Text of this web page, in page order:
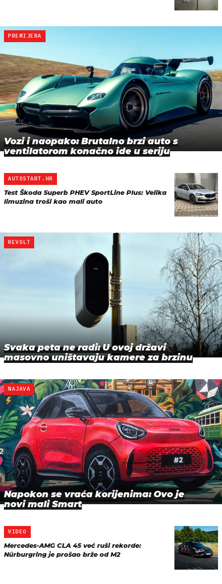
PREMIJERA
Vozi i naopako: Brutalno brzi auto s
ventilatorom konačno ide u seriju
AUTOSTART.HR
Test Škoda Superb PHEV SportLine Plus: Velika
limuzina troši kao mali auto
REVOLT
Svaka peta ne radi: U ovoj državi
masovno uništavaju kamere za brzinu
NAJAVA
Napokon se vraća korijenima: Ovo je
novi mali Smart
VIDEO
Mercedes-AMG CLA 45 već ruši rekorde:
Nürburgring je prošao brže od M2